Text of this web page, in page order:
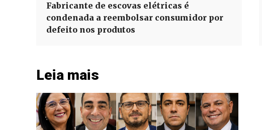
Fabricante de escovas elétricas é
condenada a reembolsar consumidor por
defeito nos produtos
Leia mais